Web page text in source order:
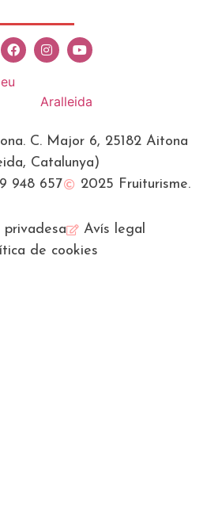
C. Major 6, 25182 Aitona
Catalunya)
948 657 2025 Fruiturisme.
privadesa
Avís legal
de cookies